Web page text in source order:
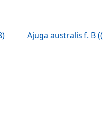
Ajuga australis f. B